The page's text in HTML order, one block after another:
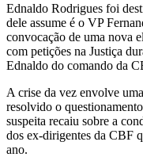
Ednaldo Rodrigues foi
dele assume é o VP
convocação de uma nova
com petições na Justiça
Ednaldo do comando da
A crise da vez envolve
resolvido o
suspeita recaiu sobre a
dos ex-dirigentes da CBF
ano.